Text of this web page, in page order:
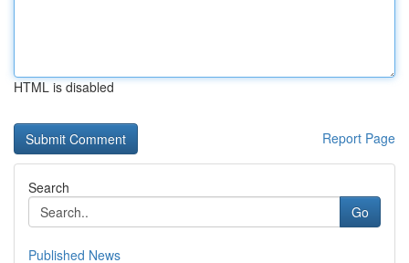
HTML is disabled
Report Page
Search
Go
Published News